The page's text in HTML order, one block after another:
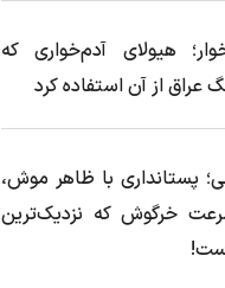
هیولای آدم‌خواری که
عراق از آن استفاده کرد
پستانداری با ظاهر موش،
خرگوش که نزدیک‌ترین